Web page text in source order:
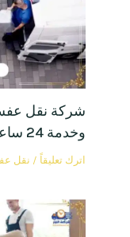
شركة نقل عفش
وخدمة 24 ساعة يوميًا
اترك تعليقاً /نقل عفش/ By